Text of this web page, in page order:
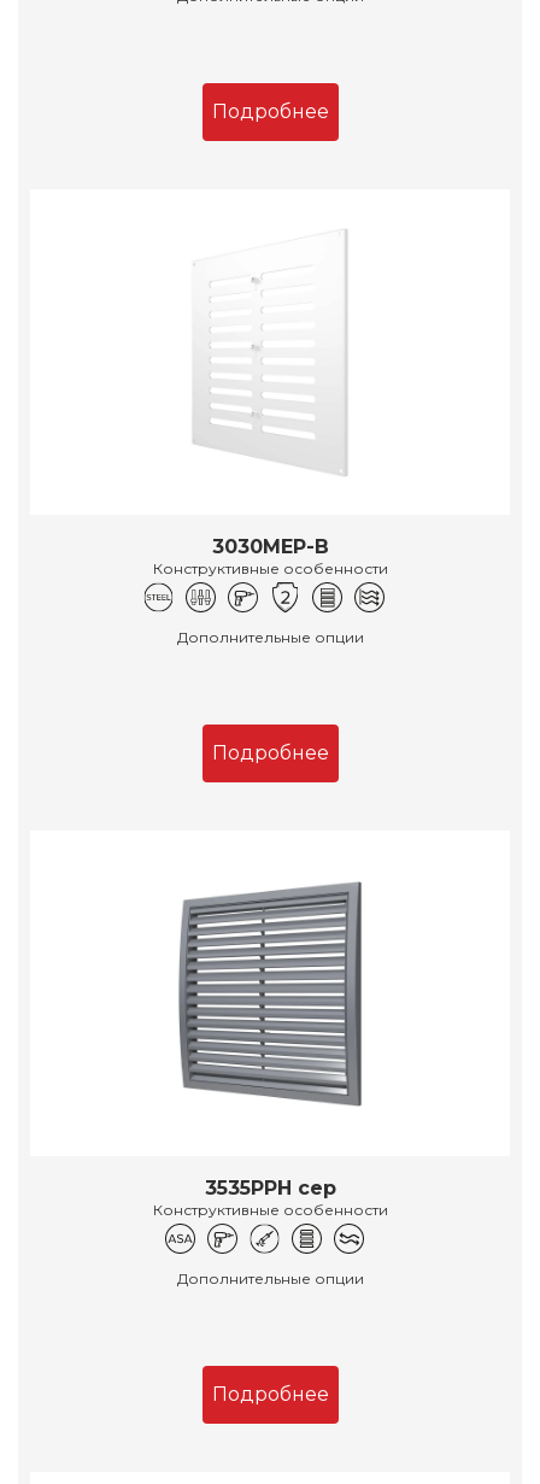
Подробнее
3030МЕР-В
Конструктивные особенности
Дополнительные опции
Подробнее
3535РРН сер
Конструктивные особенности
Дополнительные опции
Подробнее